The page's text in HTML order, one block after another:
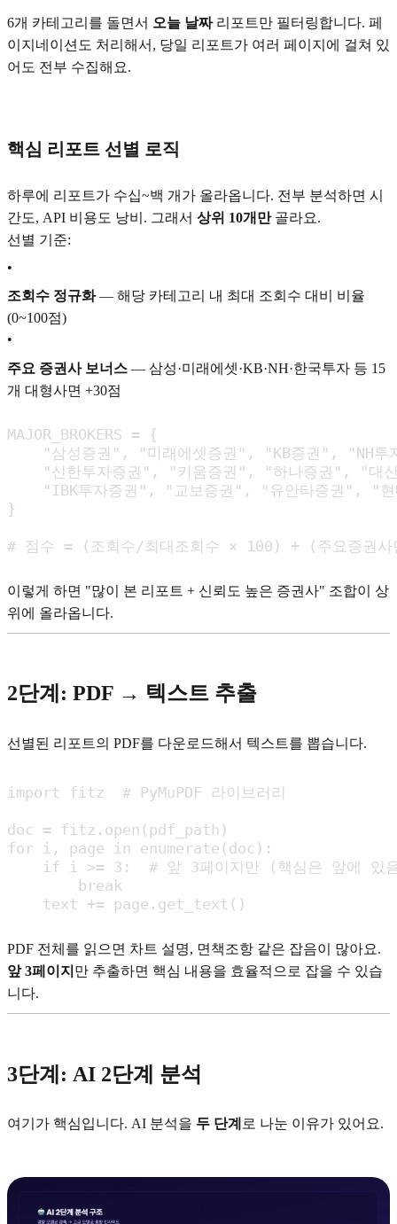
6개 카테고리를 돌면서 오늘 날짜리포트만 필터링합니다. 페
이지네이션도 처리해서, 당일 리포트가 여러 페이지에 걸쳐 있
어도 전부 수집해요.
핵심 리포트 선별 로직
하루에 리포트가 수십~백 개가 올라옵니다. 전부 분석하면 시
간도, API 비용도 낭비. 그래서 상위 10개만골라요.
선별 기준:
•
조회수 정규화— 해당 카테고리 내 최대 조회수 대비 비율
(0~100점)
•
주요 증권사 보너스 — 삼성·미래에셋·KB·NH·한국투자 등 15
개 대형사면 +30점
MAJOR_BROKERS = {
"삼성증권", "미래에셋증권", "KB증권", "NH투
"신한투자증권", "키움증권", "하나증권", "대
"IBK투자증권", "교보증권", "유안타증권", "
}
# 점수 = (조회수/최대조회수 × 100) + (주요증권
이렇게 하면 "많이 본 리포트 + 신뢰도 높은 증권사" 조합이 상
위에 올라옵니다.
2단계: PDF → 텍스트 추출
선별된 리포트의 PDF를 다운로드해서 텍스트를 뽑습니다.
import fitz  # PyMuPDF 라이브러리
doc = fitz.open(pdf_path)
for i, page in enumerate(doc):
if i >= 3:  # 앞 3페이지만 (핵심은 앞에 있
        break
    text += page.get_text()
PDF 전체를 읽으면 차트 설명, 면책조항 같은 잡음이 많아요.
앞 3페이지 만 추출하면 핵심 내용을 효율적으로 잡을 수 있습
니다.
3단계: AI 2단계 분석
여기가 핵심입니다. AI 분석을 두 단계 로 나눈 이유가 있어요.